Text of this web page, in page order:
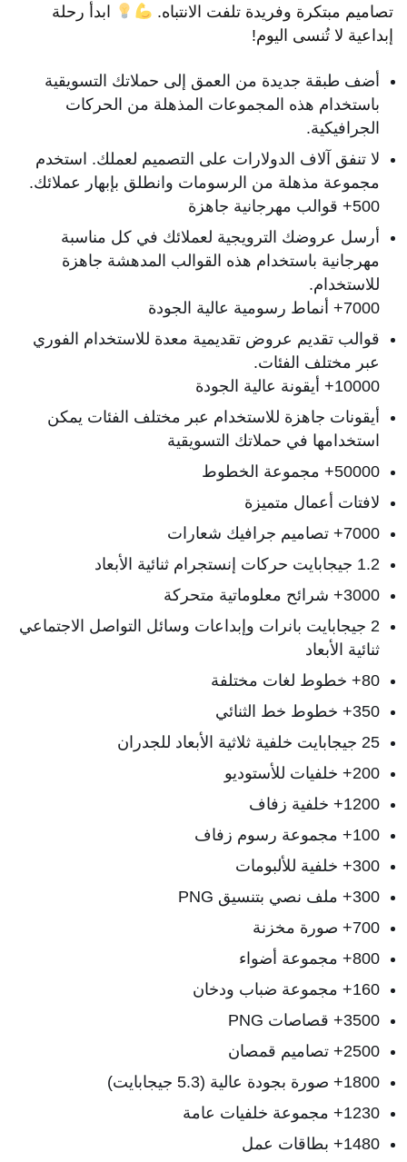
تصاميم مبتكرة وفريدة تلفت الانتباه.
ابدأ رحلة
إبداعية لا تُنسى اليوم!
أضف طبقة جديدة من العمق إلى حملاتك التسويقية
باستخدام هذه المجموعات المذهلة من الحركات
الجرافيكية.
لا تنفق آلاف الدولارات على التصميم لعملك. استخدم
مجموعة مذهلة من الرسومات وانطلق بإبهار عملائك.
500+ قوالب مهرجانية جاهزة
أرسل عروضك الترويجية لعملائك في كل مناسبة
مهرجانية باستخدام هذه القوالب المدهشة جاهزة
للاستخدام.
7000+ أنماط رسومية عالية الجودة
قوالب تقديم عروض تقديمية معدة للاستخدام الفوري
عبر مختلف الفئات.
10000+ أيقونة عالية الجودة
أيقونات جاهزة للاستخدام عبر مختلف الفئات يمكن
استخدامها في حملاتك التسويقية
50000+ مجموعة الخطوط
لافتات أعمال متميزة
7000+ تصاميم جرافيك شعارات
1.2 جيجابايت حركات إنستجرام ثنائية الأبعاد
3000+ شرائح معلوماتية متحركة
2 جيجابايت بانرات وإبداعات وسائل التواصل الاجتماعي
ثنائية الأبعاد
80+ خطوط لغات مختلفة
350+ خطوط خط الثنائي
25 جيجابايت خلفية ثلاثية الأبعاد للجدران
200+ خلفيات للأستوديو
1200+ خلفية زفاف
100+ مجموعة رسوم زفاف
300+ خلفية للألبومات
300+ ملف نصي بتنسيق PNG
700+ صورة مخزنة
800+ مجموعة أضواء
160+ مجموعة ضباب ودخان
3500+ قصاصات PNG
2500+ تصاميم قمصان
1800+ صورة بجودة عالية (5.3 جيجابايت)
1230+ مجموعة خلفيات عامة
1480+ بطاقات عمل